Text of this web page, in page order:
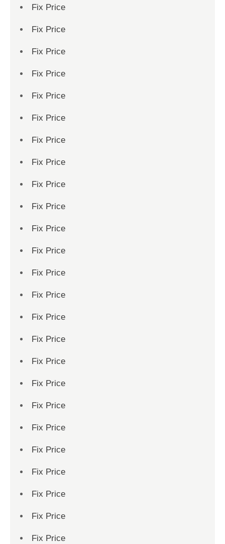
Fix Price
Fix Price
Fix Price
Fix Price
Fix Price
Fix Price
Fix Price
Fix Price
Fix Price
Fix Price
Fix Price
Fix Price
Fix Price
Fix Price
Fix Price
Fix Price
Fix Price
Fix Price
Fix Price
Fix Price
Fix Price
Fix Price
Fix Price
Fix Price
Fix Price